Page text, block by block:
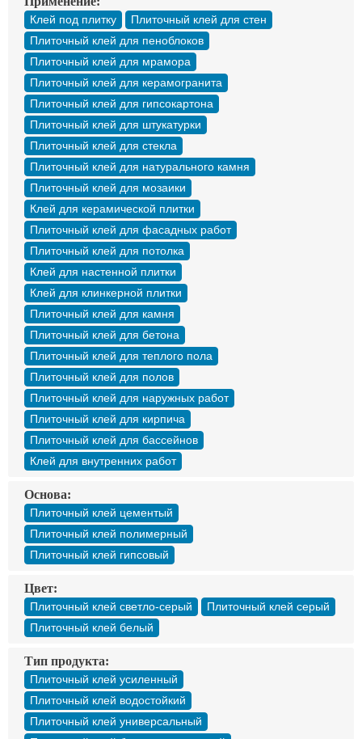
Клей под плитку
Плиточный клей для стен
Плиточный клей для пеноблоков
Плиточный клей для мрамора
Плиточный клей для керамогранита
Плиточный клей для гипсокартона
Плиточный клей для штукатурки
Плиточный клей для стекла
Плиточный клей для натурального камня
Плиточный клей для мозаики
Клей для керамической плитки
Плиточный клей для фасадных работ
Плиточный клей для потолка
Клей для настенной плитки
Клей для клинкерной плитки
Плиточный клей для камня
Плиточный клей для бетона
Плиточный клей для теплого пола
Плиточный клей для полов
Плиточный клей для наружных работ
Плиточный клей для кирпича
Плиточный клей для бассейнов
Клей для внутренних работ
Основа:
Плиточный клей цементый
Плиточный клей полимерный
Плиточный клей гипсовый
Цвет:
Плиточный клей светло-серый
Плиточный клей серый
Плиточный клей белый
Тип продукта:
Плиточный клей усиленный
Плиточный клей водостойкий
Плиточный клей универсальный